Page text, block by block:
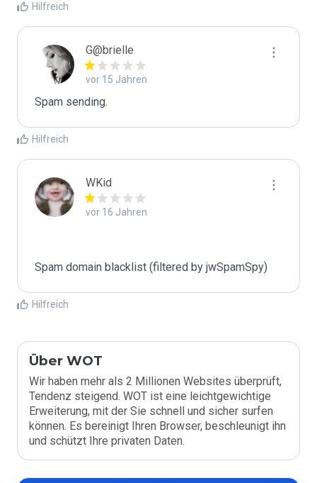
Hilfreich
G@brielle
vor 15 Jahren
Spam sending.
Hilfreich
WKid
vor 16 Jahren
Spam domain blacklist (filtered by jwSpamSpy)
Hilfreich
Über WOT
Wir haben mehr als 2 Millionen Websites überprüft,
Tendenz steigend. WOT ist eine leichtgewichtige
Erweiterung, mit der Sie schnell und sicher surfen
können. Es bereinigt Ihren Browser, beschleunigt ihn
und schützt Ihre privaten Daten.